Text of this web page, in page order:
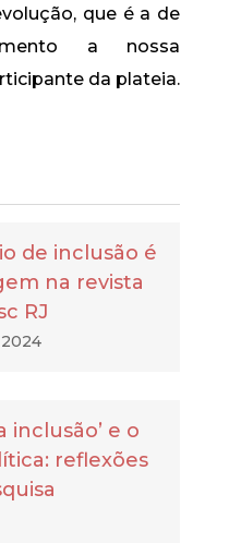
que é a de
a nossa
da plateia.
de inclusão é
na revista
RJ
inclusão’ e o
reflexões